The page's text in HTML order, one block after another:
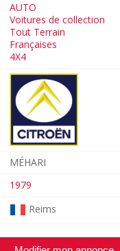
AUTO
Voitures de collection
Tout Terrain
Françaises
4X4
MÉHARI
1979
Reims